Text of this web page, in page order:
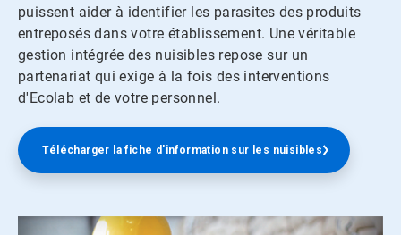
puissent aider à identifier les parasites des produits
entreposés dans votre établissement. Une véritable
gestion intégrée des nuisibles repose sur un
partenariat qui exige à la fois des interventions
d'Ecolab et de votre personnel.​​​​​​​
Télécharger la fiche d'information sur les nuisibles